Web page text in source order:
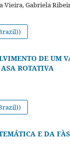
Vieira, Gabriela
DE UM
ROTATIVA
E DA